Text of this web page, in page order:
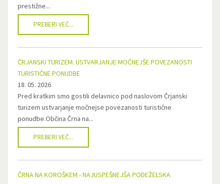
prestižne...
PREBERI VEČ...
ČRJANSKI TURIZEM: USTVARJANJE MOČNEJŠE POVEZANOSTI
TURISTIČNE PONUDBE
18. 05. 2026
Pred kratkim smo gostili delavnico pod naslovom Črjanski
turizem ustvarjanje močnejse povezanosti turistične
ponudbe.Občina Črna na...
PREBERI VEČ...
ČRNA NA KOROŠKEM - NAJUSPEŠNEJŠA PODEŽELSKA